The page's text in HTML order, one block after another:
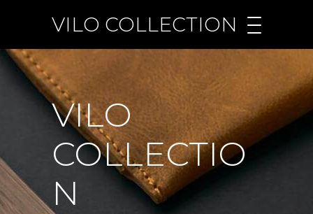
VILO COLLECTION
VILO
COLLECTIO
N